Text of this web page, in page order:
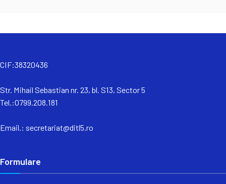
CIF:38320436
Str. Mihail Sebastian nr. 23, bl. S13, Sector 5
Tel.:0799.208.181
Email.: secretariat@ditl5.ro
Formulare